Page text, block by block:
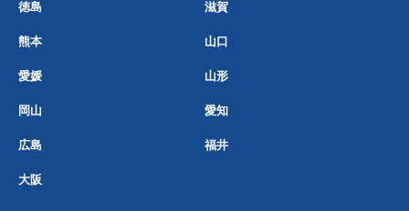
徳島 滋賀
熊本 山口
愛媛 山形
岡山 愛知
広島 福井
大阪